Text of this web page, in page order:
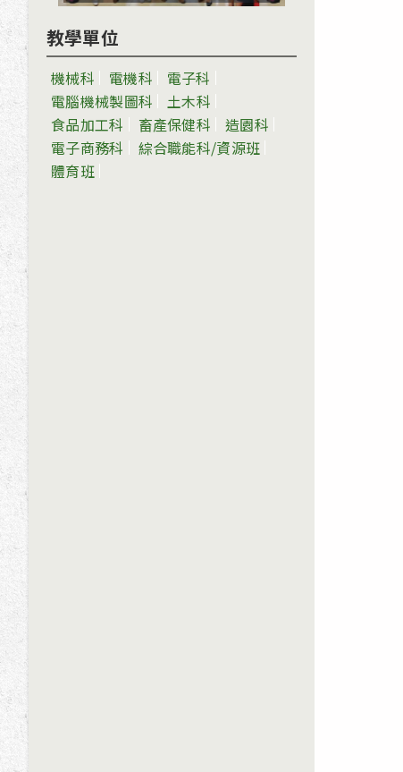
教學單位
機械科 電機科
電子科
電腦機械製圖科
土木科
食品加工科
畜產保健科
造園科
電子商務科
綜合職能科/資源班
體育班